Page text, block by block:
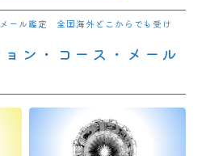
ール鑑定 全国海外どこからでも受け
ン・コース・メール